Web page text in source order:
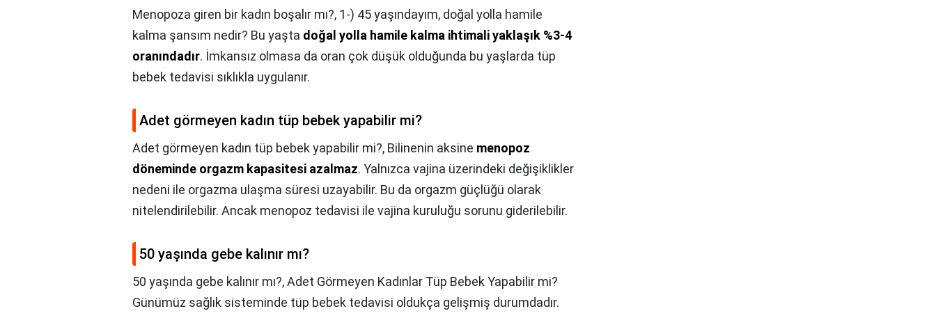
Menopoza giren bir kadın boşalır mı?, 1-) 45 yaşındayım, doğal yolla hamile
kalma şansım nedir? Bu yaşta doğal yolla hamile kalma ihtimali yaklaşık %3-4
oranındadır. İmkansız olmasa da oran çok düşük olduğunda bu yaşlarda tüp
bebek tedavisi sıklıkla uygulanır.
Adet görmeyen kadın tüp bebek yapabilir mi?
Adet görmeyen kadın tüp bebek yapabilir mi?, Bilinenin aksine menopoz
döneminde orgazm kapasitesi azalmaz. Yalnızca vajina üzerindeki değişiklikler
nedeni ile orgazma ulaşma süresi uzayabilir. Bu da orgazm güçlüğü olarak
nitelendirilebilir. Ancak menopoz tedavisi ile vajina kuruluğu sorunu giderilebilir.
50 yaşında gebe kalınır mı?
50 yaşında gebe kalınır mı?,Adet Görmeyen Kadınlar Tüp Bebek Yapabilir mi?
Günümüz sağlık sisteminde tüp bebek tedavisi oldukça gelişmiş durumdadır.